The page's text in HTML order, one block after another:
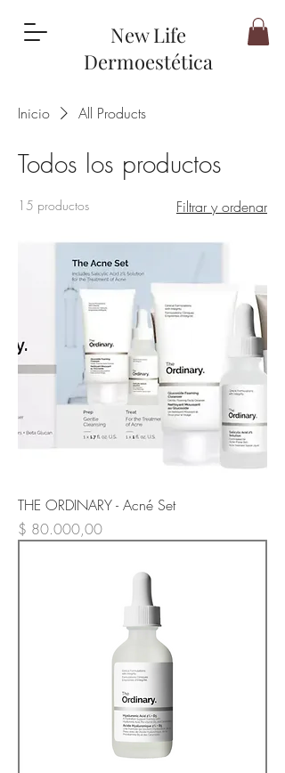
New Life
Dermoestética
Inicio All Products
Todos los productos
15 productos Filtrar y ordenar
THE ORDINARY - Acné Set
Precio
$ 80.000,00